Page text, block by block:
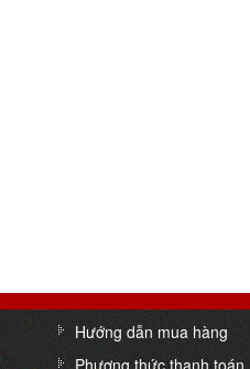
Hướng dẫn mua hàng